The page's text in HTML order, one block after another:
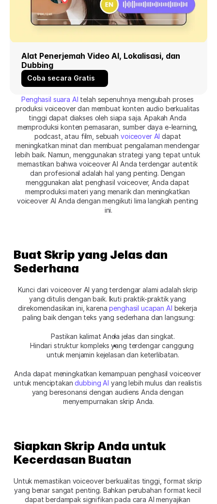
Alat Penerjemah Video AI, Lokalisasi, dan
Dubbing
Coba secara Gratis
Penghasil suara AI telah sepenuhnya mengubah proses
produksi voiceover dan membuat konten audio berkualitas
tinggi dapat diakses oleh siapa saja. Apakah Anda
memproduksi konten pemasaran, sumber daya e-learning,
podcast, atau film, sebuah voiceover AI dapat
meningkatkan minat dan membuat pengalaman mendengar
lebih baik. Namun, menggunakan strategi yang tepat untuk
memastikan bahwa voiceover AI Anda terdengar autentik
dan profesional adalah hal yang penting. Dengan
menggunakan alat penghasil voiceover, Anda dapat
memproduksi materi yang menarik dan meningkatkan
voiceover AI Anda dengan mengikuti lima langkah penting
ini.
Buat Skrip yang Jelas dan
Sederhana
Kunci dari voiceover AI yang terdengar alami adalah skrip
yang ditulis dengan baik. Ikuti praktik-praktik yang
direkomendasikan ini, karena penghasil ucapan AI bekerja
paling baik dengan teks yang sederhana dan langsung:
Pastikan kalimat Anda jelas dan singkat.
Hindari struktur kompleks yang terdengar canggung
untuk menjamin kejelasan dan keterlibatan.
Anda dapat meningkatkan kemampuan penghasil voiceover
untuk menciptakan dubbing AI yang lebih mulus dan realistis
yang beresonansi dengan audiens Anda dengan
menyempurnakan skrip Anda.
Siapkan Skrip Anda untuk
Kecerdasan Buatan
Untuk memastikan voiceover berkualitas tinggi, format skrip
yang benar sangat penting. Bahkan perubahan format kecil
dapat berdampak signifikan pada cara AI menyajikan